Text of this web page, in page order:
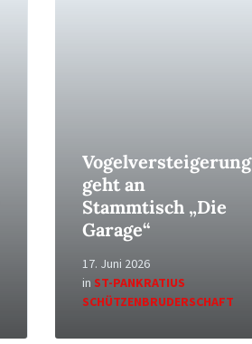
Vogelversteigerung
geht an
Stammtisch „Die
Garage“
17. Juni 2026
in ST-PANKRATIUS
SCHÜTZENBRUDERSCHAFT